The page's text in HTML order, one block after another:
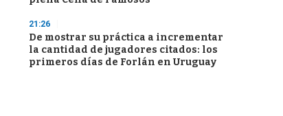
21:26
De mostrar su práctica a incrementar
la cantidad de jugadores citados: los
primeros días de Forlán en Uruguay